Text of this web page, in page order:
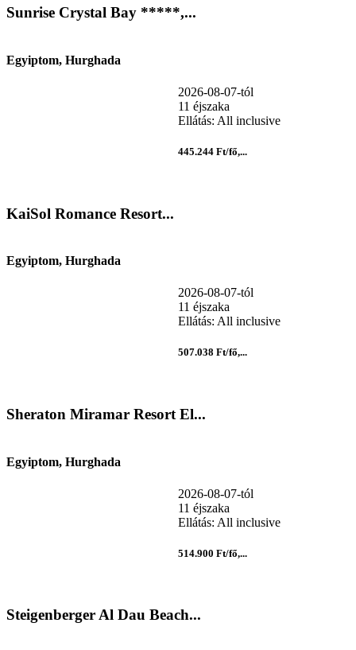
Sunrise Crystal Bay *****,...
Egyiptom, Hurghada
2026-08-07-tól
11 éjszaka
Ellátás: All inclusive
445.244 Ft/fő,...
KaiSol Romance Resort...
Egyiptom, Hurghada
2026-08-07-tól
11 éjszaka
Ellátás: All inclusive
507.038 Ft/fő,...
Sheraton Miramar Resort El...
Egyiptom, Hurghada
2026-08-07-tól
11 éjszaka
Ellátás: All inclusive
514.900 Ft/fő,...
Steigenberger Al Dau Beach...